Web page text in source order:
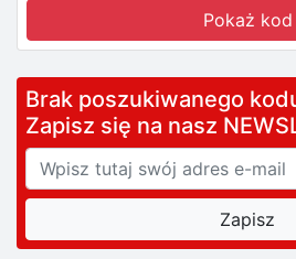
Pokaż kod
Brak poszukiwanego
Zapisz się na nasz